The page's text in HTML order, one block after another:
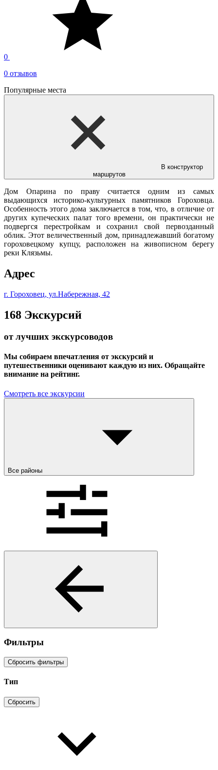
0
0 отзывов
Популярные места
В конструктор
маршрутов
Дом Опарина по праву считается одним из самых
выдающихся историко-культурных памятников Гороховца.
Особенность этого дома заключается в том, что, в отличие от
других купеческих палат того времени, он практически не
подвергся перестройкам и сохранил свой первозданный
облик. Этот величественный дом, принадлежавший богатому
гороховецкому купцу, расположен на живописном берегу
реки Клязьмы.
Адрес
г. Гороховец, ул.Набережная, 42
168 Экскурсий
от лучших экскурсоводов
Мы собираем впечатления от экскурсий и
путешественники оценивают каждую из них. Обращайте
внимание на рейтинг.
Смотреть все экскурсии
Все районы
Фильтры
Сбросить фильтры
Тип
Сбросить